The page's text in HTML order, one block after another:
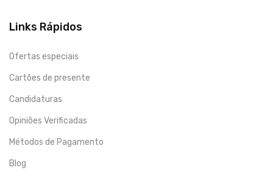
Links Rápidos
Ofertas especiais
Cartões de presente
Candidaturas
Opiniões Verificadas
Métodos de Pagamento
Blog